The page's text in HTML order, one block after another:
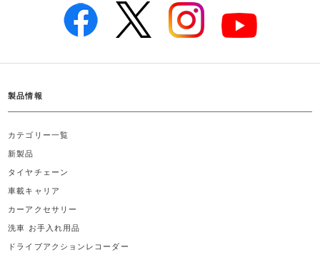
製品情報
カテゴリー一覧
新製品
タイヤチェーン
車載キャリア
カーアクセサリー
洗車 お手入れ用品
ドライブアクションレコーダー